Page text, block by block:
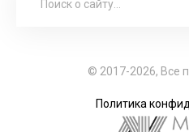
© 2017-2026, Все
Политика